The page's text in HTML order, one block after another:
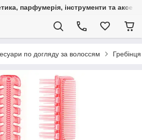
парфумерія, інструменти та
по догляду за волоссям